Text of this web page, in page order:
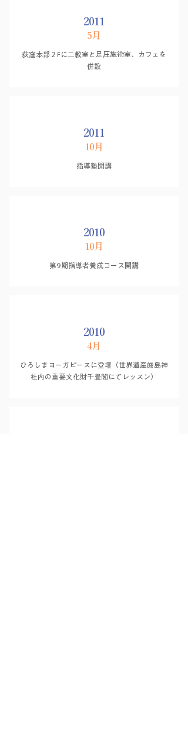
2011
5月
荻窪本部２Fに二教室と足圧施術室、カフェを
併設
2011
10月
指導塾開講
2010
10月
第9期指導者養成コース開講
2010
4月
ひろしまヨーガピースに登壇（世界遺産厳島神
社内の重要文化財千畳閣にてレッスン）